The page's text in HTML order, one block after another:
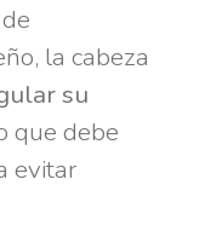
la cabeza
su
que debe
evitar